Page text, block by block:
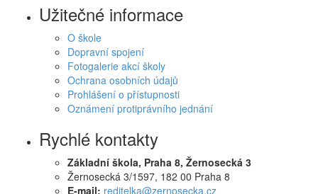
Užitečné informace
O škole
Dopravní spojení
Fotogalerie akcí školy
Ochrana osobních údajů
Prohlášení o přístupnosti
Oznámení protiprávního jednání
Rychlé kontakty
Základní škola, Praha 8, Žernosecká 3
Žernosecká 3/1597, 182 00 Praha 8
E-mail: reditelka@zernosecka.cz